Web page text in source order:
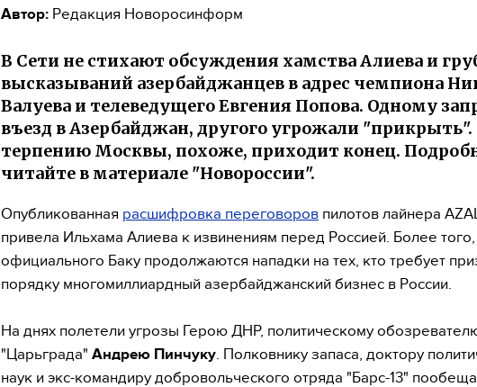
Автор: Редакция Новоросинформ
В Сети не стихают обсуждения хамства Алиева и
высказываний азербайджанцев в адрес чемпиона
Валуева и телеведущего Евгения Попова. Одному
въезд в Азербайджан, другого угрожали "прикрыть".
терпению Москвы, похоже, приходит конец.
читайте в материале "Новороссии".
Опубликованная расшифровка переговоров пилотов лайнера
привела Ильхама Алиева к извинениям перед Россией. Более
официального Баку продолжаются нападки на тех, кто требует
порядку многомиллиардный азербайджанский бизнес в России.
На днях полетели угрозы Герою ДНР, политическому
"Царьграда" Андрею Пинчуку . Полковнику запаса, доктору
наук и экс-командиру добровольческого отряда "Барс-13"